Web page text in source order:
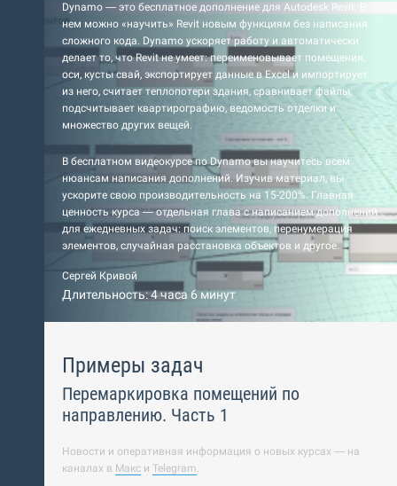
Dynamo — это бесплатное дополнение для Autodesk Revit. В
нем можно «научить» Revit новым функциям без написания
сложного кода. Dynamo ускоряет работу и автоматически
делает то, что Revit не умеет: переименовывает помещения,
оси, кусты свай, экспортирует данные в Excel и импортирует
из него, считает теплопотери здания, сравнивает файлы,
подсчитывает квартирографию, ведомость отделки и
множество других вещей.
В бесплатном видеокурсе по Dynamo вы научитесь всем
нюансам написания дополнений. Изучив материал, вы
ускорите свою производительность на 15-200%. Главная
ценность курса — отдельная глава с написанием дополнений
для ежедневных задач: поиск элементов, перенумерация
элементов, случайная расстановка объектов и другое.
Сергей Кривой
Длительность: 4 часа 6 минут
Примеры задач
Перемаркировка помещений по
направлению. Часть 1
Новости и оперативная информация о новых курсах — на
каналах в Макс и Telegram.